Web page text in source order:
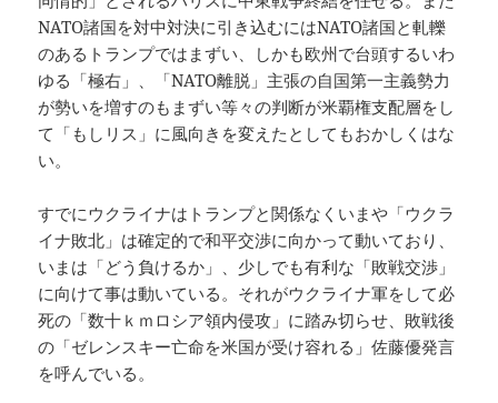
NATO諸国を対中対決に引き込むにはNATO諸国と軋轢
のあるトランプではまずい、しかも欧州で台頭するいわ
ゆる「極右」、「NATO離脱」主張の自国第一主義勢力
が勢いを増すのもまずい等々の判断が米覇権支配層をし
て「もしリス」に風向きを変えたとしてもおかしくはな
い。
すでにウクライナはトランプと関係なくいまや「ウクラ
イナ敗北」は確定的で和平交渉に向かって動いており、
いまは「どう負けるか」、少しでも有利な「敗戦交渉」
に向けて事は動いている。それがウクライナ軍をして必
死の「数十ｋｍロシア領内侵攻」に踏み切らせ、敗戦後
の「ゼレンスキー亡命を米国が受け容れる」佐藤優発言
を呼んでいる。